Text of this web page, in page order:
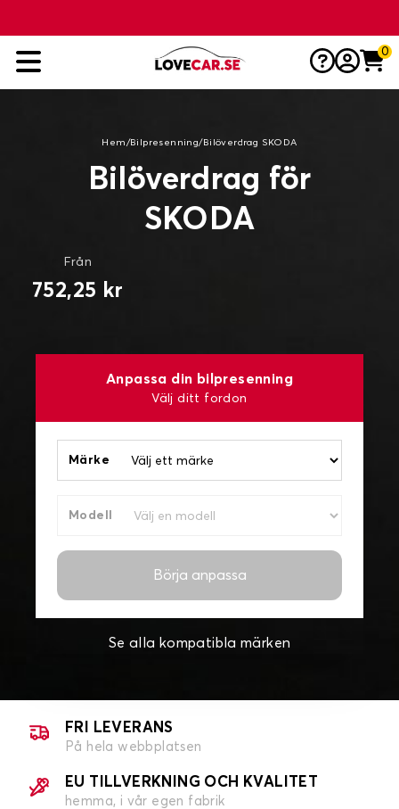
0
Hem /Bilpresenning/ Bilöverdrag SKODA
Bilöverdrag för
SKODA
Från
752,25 kr
Anpassa din bilpresenning
Välj ditt fordon
Märke
Modell
Börja anpassa
Se alla kompatibla märken
FRI LEVERANS
På hela webbplatsen
EU TILLVERKNING OCH KVALITET
hemma, i vår egen fabrik